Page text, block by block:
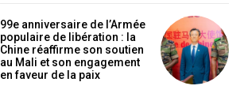
99e anniversaire de l’Armée
populaire de libération : la
Chine réaffirme son soutien
au Mali et son engagement
en faveur de la paix